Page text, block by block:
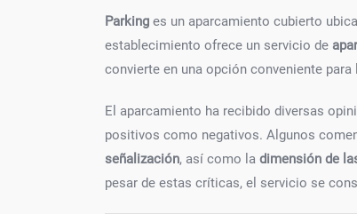
Parking es un aparcamiento cubierto
establecimiento ofrece un servicio de
convierte en una opción conveniente
El aparcamiento ha recibido diversas
positivos como negativos. Algunos
señalización, así como la dimensión de
pesar de estas críticas, el servicio se